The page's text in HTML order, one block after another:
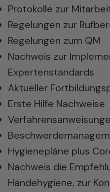
Protokolle zur
Regelungen zur
Regelungen zum QM
Nachweis zur
Expertenstandards
Aktueller
Erste Hilfe Nachweise
Hygienepläne plus
Nachweis die
Händehygiene, zur